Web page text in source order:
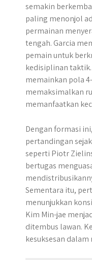
semakin
paling menonjol
permainan
tengah. Garcia
pemain untuk
kedisiplinan
memainkan pola
memaksimalkan
memanfaatkan
Dengan formasi
pertandingan
seperti Piotr
bertugas
Sementara itu,
menunjukkan
Kim Min-jae
ditembus lawan.
kesuksesan